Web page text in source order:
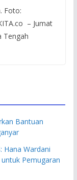
Foto:
– Jumat
Tengah
Bantuan
Hana Wardani
Pemugaran